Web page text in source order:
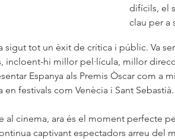
difícils, el
clau per a
sigut tot un èxit de crítica i públic. Va
incloent-hi millor pel·lícula, millor
Espanya als Premis Òscar com a
festivals com Venècia i Sant Sebastià.
al cinema, ara és el moment perfecte
captivant espectadors arreu del